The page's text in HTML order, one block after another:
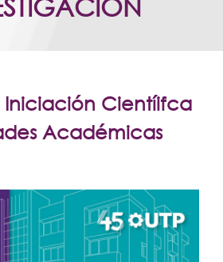
Conoce la UTP
Postgrados
Extensión
Servicios
Internacional
Cientíifca
Académicas